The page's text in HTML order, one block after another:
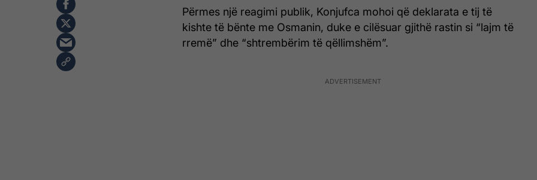
Përmes një reagimi publik, Konjufca mohoi që deklarata e tij të
kishte të bënte me Osmanin, duke e cilësuar gjithë rastin si “lajm të
rremë” dhe “shtrembërim të qëllimshëm”.